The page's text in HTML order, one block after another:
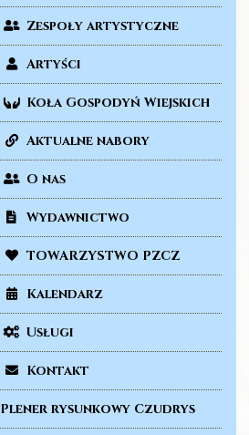
Zespoły artystyczne
Artyści
Koła Gospodyń Wiejskich
Aktualne nabory
O nas
Wydawnictwo
TOWARZYSTWO PZCZ
Kalendarz
Usługi
Kontakt
Plener rysunkowy Czudrys